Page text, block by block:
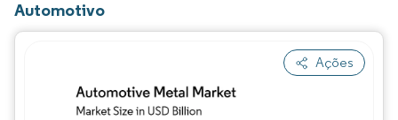
Automotivo
Ações